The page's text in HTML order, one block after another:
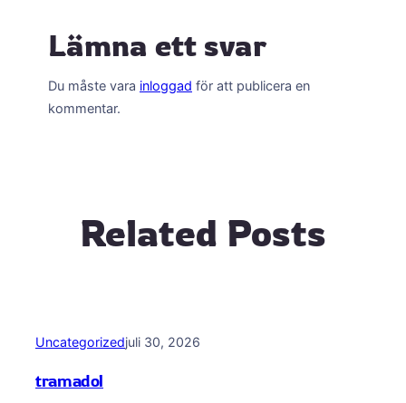
Lämna ett svar
Du måste vara inloggad för att publicera en
kommentar.
Related Posts
Uncategorizedjuli 30, 2026
tramadol